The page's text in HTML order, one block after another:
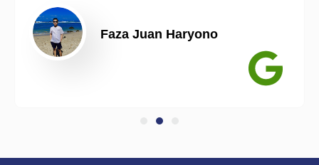
Faza Juan Haryono